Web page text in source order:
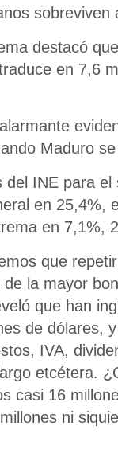
destacó
en 7,6
Maduro
INE para
en 25,4%,
en 7,1%,
que
la mayor
que han
de dólares,
IVA,
etcétera.
casi 16
ni